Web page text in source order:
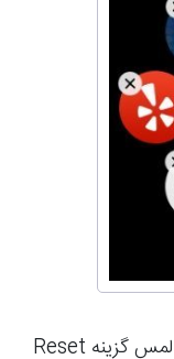
هر زمان هم که تمایل داشته باشید با لمس گزینه Reset